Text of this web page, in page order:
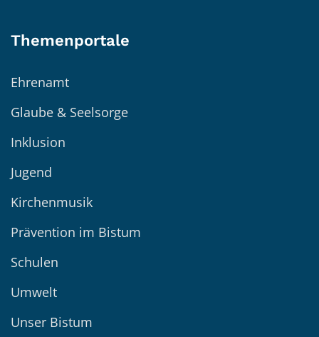
Themenportale
Ehrenamt
Glaube & Seelsorge
Inklusion
Jugend
Kirchenmusik
Prävention im Bistum
Schulen
Umwelt
Unser Bistum